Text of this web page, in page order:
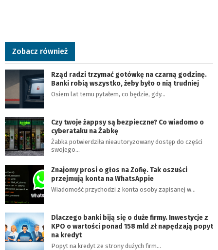
Zobacz również
Rząd radzi trzymać gotówkę na czarną godzinę.
Banki robią wszystko, żeby było o nią trudniej
Osiem lat temu pytałem, co będzie, gdy…
Czy twoje żappsy są bezpieczne? Co wiadomo o
cyberataku na Żabkę
Żabka potwierdziła nieautoryzowany dostęp do części
swojego…
Znajomy prosi o głos na Zofię. Tak oszuści
przejmują konta na WhatsAppie
Wiadomość przychodzi z konta osoby zapisanej w…
Dlaczego banki biją się o duże firmy. Inwestycje z
KPO o wartości ponad 158 mld zł napędzają popyt
na kredyt
Popyt na kredyt ze strony dużych firm…